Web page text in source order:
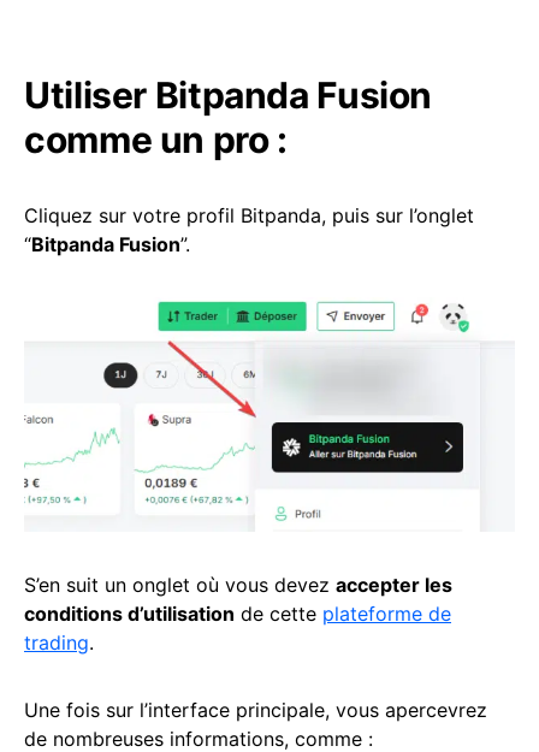
Utiliser Bitpanda Fusion
comme un pro :
Cliquez sur votre profil Bitpanda, puis sur l’onglet
“Bitpanda Fusion”.
S’en suit un onglet où vous devez accepter les
conditions d’utilisation de cette plateforme de
trading.
Une fois sur l’interface principale, vous apercevrez
de nombreuses informations, comme :